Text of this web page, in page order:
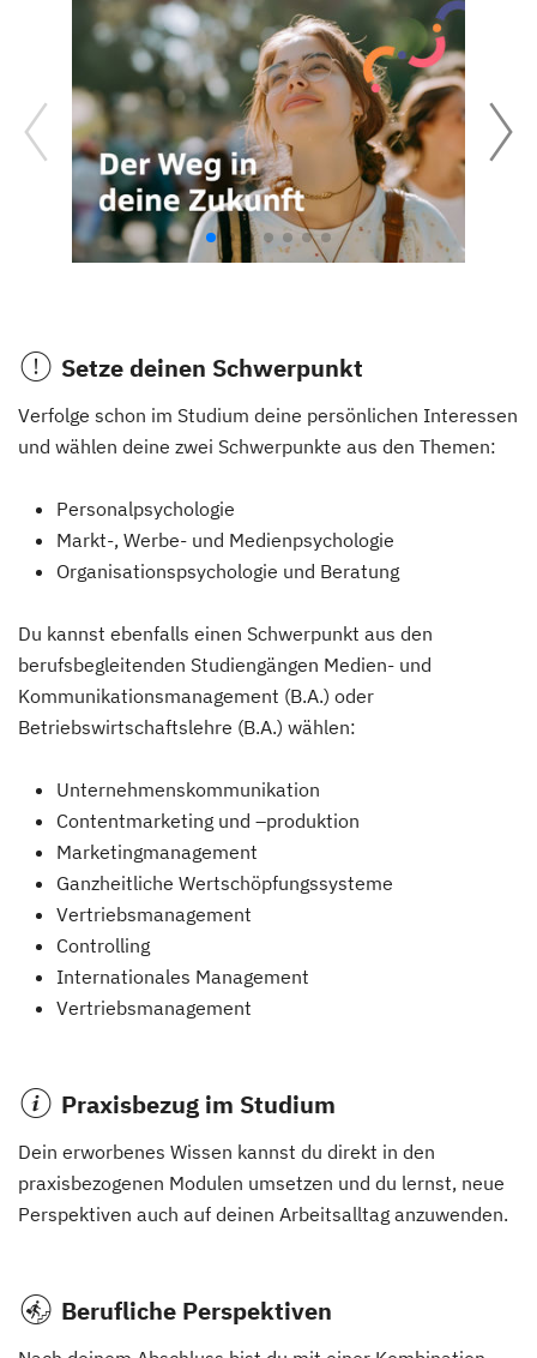
Setze deinen Schwerpunkt
Verfolge schon im Studium deine persönlichen Interessen
und wählen deine zwei Schwerpunkte aus den Themen:
Personalpsychologie
Markt-, Werbe- und Medienpsychologie
Organisationspsychologie und Beratung
Du kannst ebenfalls einen Schwerpunkt aus den
berufsbegleitenden Studiengängen Medien- und
Kommunikationsmanagement (B.A.) oder
Betriebswirtschaftslehre (B.A.) wählen:
Unternehmenskommunikation
Contentmarketing und –produktion
Marketingmanagement
Ganzheitliche Wertschöpfungssysteme
Vertriebsmanagement
Controlling
Internationales Management
Vertriebsmanagement
Praxisbezug im Studium
Dein erworbenes Wissen kannst du direkt in den
praxisbezogenen Modulen umsetzen und du lernst, neue
Perspektiven auch auf deinen Arbeitsalltag anzuwenden.
Berufliche Perspektiven